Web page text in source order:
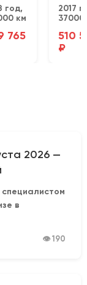
год,
км
765
2017
37000
510
₽
2026 —
в
👁 190